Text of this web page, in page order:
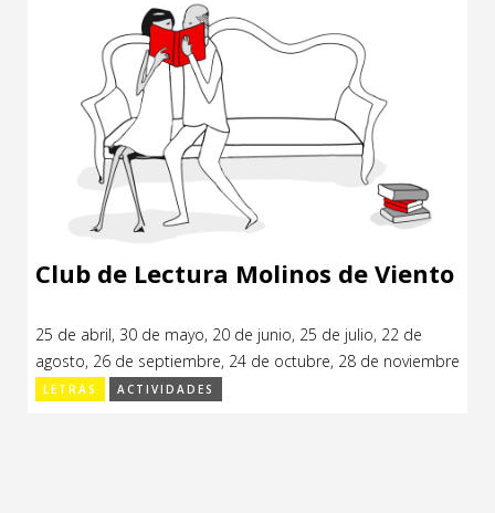
Club de Lectura Molinos de Viento
25 de abril, 30 de mayo, 20 de junio, 25 de julio, 22 de
agosto, 26 de septiembre, 24 de octubre, 28 de noviembre
de 2017.
LETRAS ACTIVIDADES